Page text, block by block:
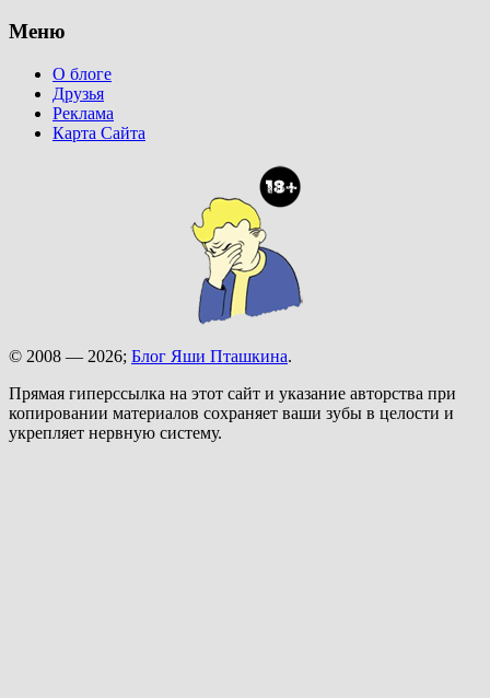
Меню
О блоге
Друзья
Реклама
Карта Сайта
© 2008 — 2026; Блог Яши Пташкина.
Прямая гиперссылка на этот сайт и указание авторства при
копировании материалов сохраняет ваши зубы в целости и
укрепляет нервную систему.